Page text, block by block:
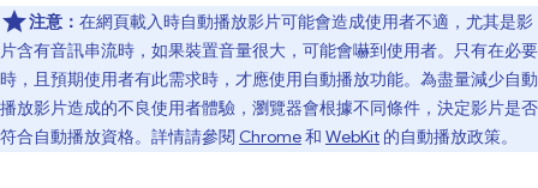
注意： 在網頁載入時自動播放影片可能會造成使用者不適，尤其是影
片含有音訊串流時，如果裝置音量很大，可能會嚇到使用者。只有在必要
時，且預期使用者有此需求時，才應使用自動播放功能。為盡量減少自動
播放影片造成的不良使用者體驗，瀏覽器會根據不同條件，決定影片是否
符合自動播放資格。詳情請參閱 Chrome和 WebKit 的自動播放政策。